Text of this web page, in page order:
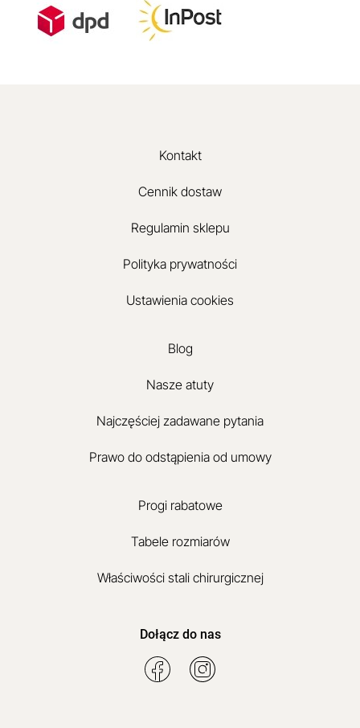
Kontakt
Cennik dostaw
Regulamin sklepu
Polityka prywatności
Ustawienia cookies
Blog
Nasze atuty
Najczęściej zadawane pytania
Prawo do odstąpienia od umowy
Progi rabatowe
Tabele rozmiarów
Właściwości stali chirurgicznej
Dołącz do nas